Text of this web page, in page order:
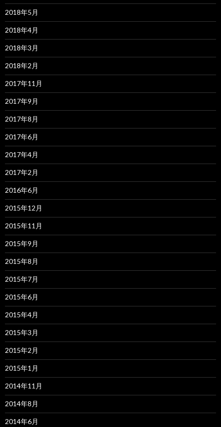
2018年5月
2018年4月
2018年3月
2018年2月
2017年11月
2017年9月
2017年8月
2017年6月
2017年4月
2017年2月
2016年6月
2015年12月
2015年11月
2015年9月
2015年8月
2015年7月
2015年6月
2015年4月
2015年3月
2015年2月
2015年1月
2014年11月
2014年8月
2014年6月